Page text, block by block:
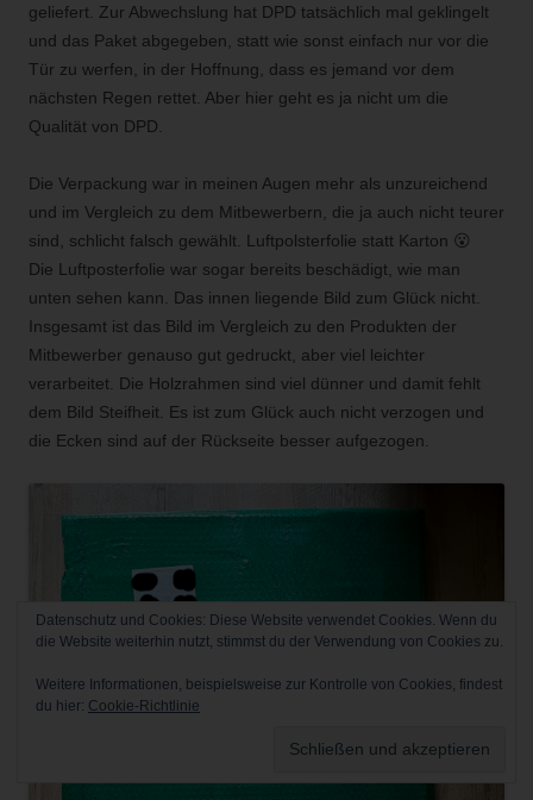
geliefert. Zur Abwechslung hat DPD tatsächlich mal geklingelt
und das Paket abgegeben, statt wie sonst einfach nur vor die
Tür zu werfen, in der Hoffnung, dass es jemand vor dem
nächsten Regen rettet. Aber hier geht es ja nicht um die
Qualität von DPD.
Die Verpackung war in meinen Augen mehr als unzureichend
und im Vergleich zu dem Mitbewerbern, die ja auch nicht teurer
sind, schlicht falsch gewählt. Luftpolsterfolie statt Karton 😮
Die Luftposterfolie war sogar bereits beschädigt, wie man
unten sehen kann. Das innen liegende Bild zum Glück nicht.
Insgesamt ist das Bild im Vergleich zu den Produkten der
Mitbewerber genauso gut gedruckt, aber viel leichter
verarbeitet. Die Holzrahmen sind viel dünner und damit fehlt
dem Bild Steifheit. Es ist zum Glück auch nicht verzogen und
die Ecken sind auf der Rückseite besser aufgezogen.
Datenschutz und Cookies: Diese Website verwendet Cookies. Wenn du
die Website weiterhin nutzt, stimmst du der Verwendung von Cookies zu.
Weitere Informationen, beispielsweise zur Kontrolle von Cookies, findest
du hier: Cookie-Richtlinie